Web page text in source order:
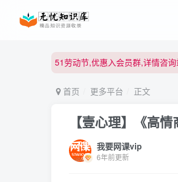
51劳动节,优惠入会员群,详情咨询
51劳动节,优惠入会员群,详情咨
首页 更多平台 正文
【壹心理】《高
我要网课vip
6年前更新